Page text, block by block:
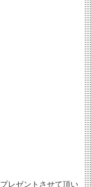
レゼントさせて頂い